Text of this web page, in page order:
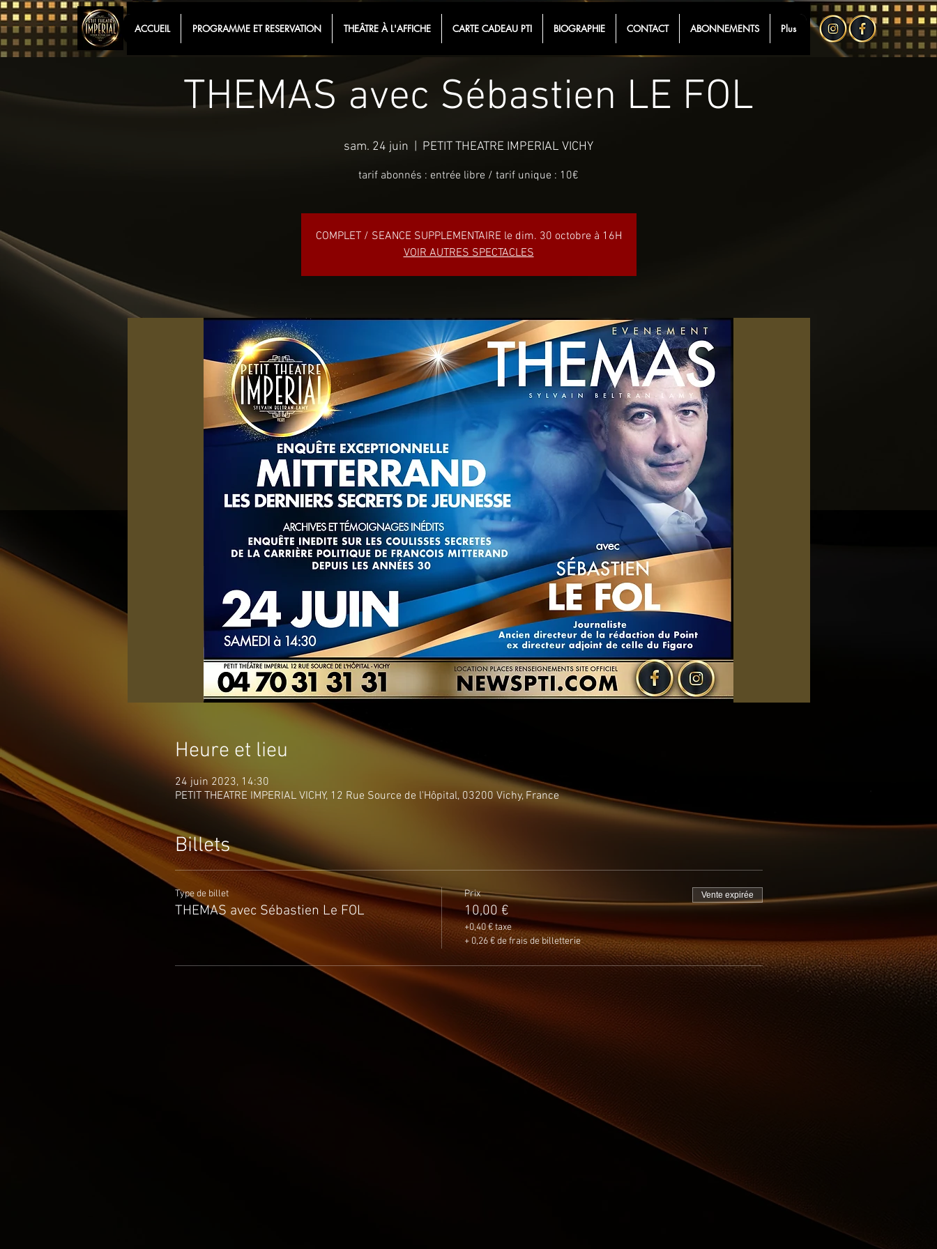
ACCUEIL PROGRAMME ET RESERVATION THEÂTRE À L'AFFICHE CARTE CADEAU PTI BIOGRAPHIE CONTACT ABONNEMENTS Plus
THEMAS avec Sébastien LE FOL
sam. 24 juin PETIT THEATRE IMPERIAL VICHY
tarif abonnés : entrée libre / tarif unique : 10€
COMPLET / SEANCE SUPPLEMENTAIRE le dim. 30 octobre à 16H
VOIR AUTRES SPECTACLES
Heure et lieu
24 juin 2023, 14:30
PETIT THEATRE IMPERIAL VICHY, 12 Rue Source de l'Hôpital, 03200 Vichy, France
Billets
Type de billet
THEMAS avec Sébastien Le FOL
Prix
10,00 €
+0,40 € taxe
+ 0,26 € de frais de billetterie
Vente expirée